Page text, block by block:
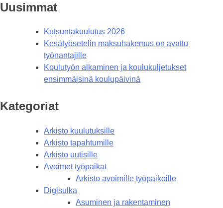
Uusimmat
Kutsuntakuulutus 2026
Kesätyösetelin maksuhakemus on avattu
työnantajille
Koulutyön alkaminen ja koulukuljetukset
ensimmäisinä koulupäivinä
Kategoriat
Arkisto kuulutuksille
Arkisto tapahtumille
Arkisto uutisille
Avoimet työpaikat
Arkisto avoimille työpaikoille
Digisulka
Asuminen ja rakentaminen